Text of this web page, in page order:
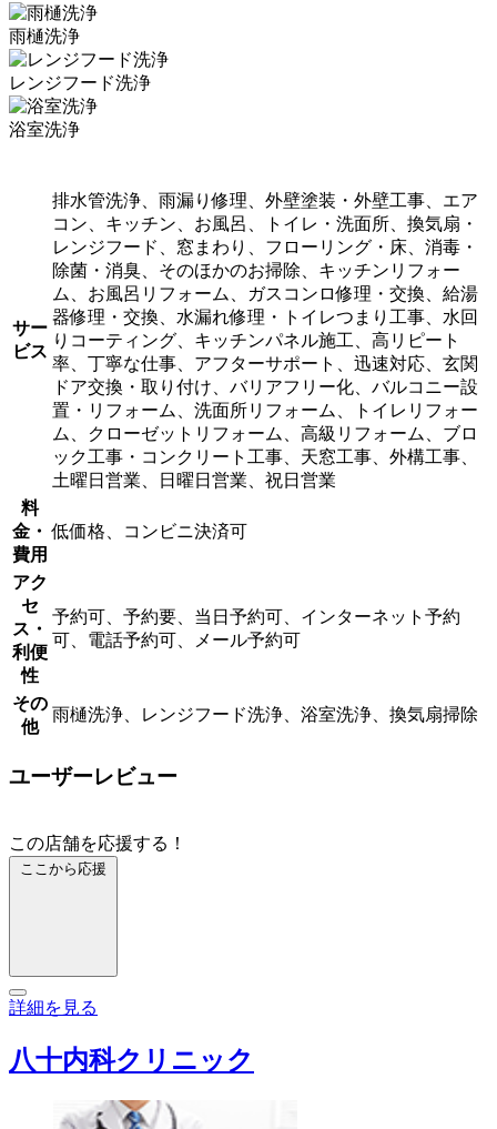
雨樋洗浄
レンジフード洗浄
浴室洗浄
サー
ビス
排水管洗浄、雨漏り修理、外壁塗装・外壁工事、エア
コン、キッチン、お風呂、トイレ・洗面所、換気扇・
レンジフード、窓まわり、フローリング・床、消毒・
除菌・消臭、そのほかのお掃除、キッチンリフォー
ム、お風呂リフォーム、ガスコンロ修理・交換、給湯
器修理・交換、水漏れ修理・トイレつまり工事、水回
りコーティング、キッチンパネル施工、高リピート
率、丁寧な仕事、アフターサポート、迅速対応、玄関
ドア交換・取り付け、バリアフリー化、バルコニー設
置・リフォーム、洗面所リフォーム、トイレリフォー
ム、クローゼットリフォーム、高級リフォーム、ブロ
ック工事・コンクリート工事、天窓工事、外構工事、
土曜日営業、日曜日営業、祝日営業
料
金・
費用
低価格、コンビニ決済可
アク
セ
ス・
利便
性
予約可、予約要、当日予約可、インターネット予約
可、電話予約可、メール予約可
その
他
雨樋洗浄、レンジフード洗浄、浴室洗浄、換気扇掃除
ユーザーレビュー
この店舗を応援する！
ここから応援
詳細を見る
八十内科クリニック